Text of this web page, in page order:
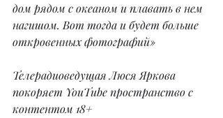
дом рядом с океаном и плавать в нем
нагишом. Вот тогда и будет больше
откровенных фотографий»
Телерадиоведущая Люся Яркова
покоряет YouTube пространство с
контентом 18+